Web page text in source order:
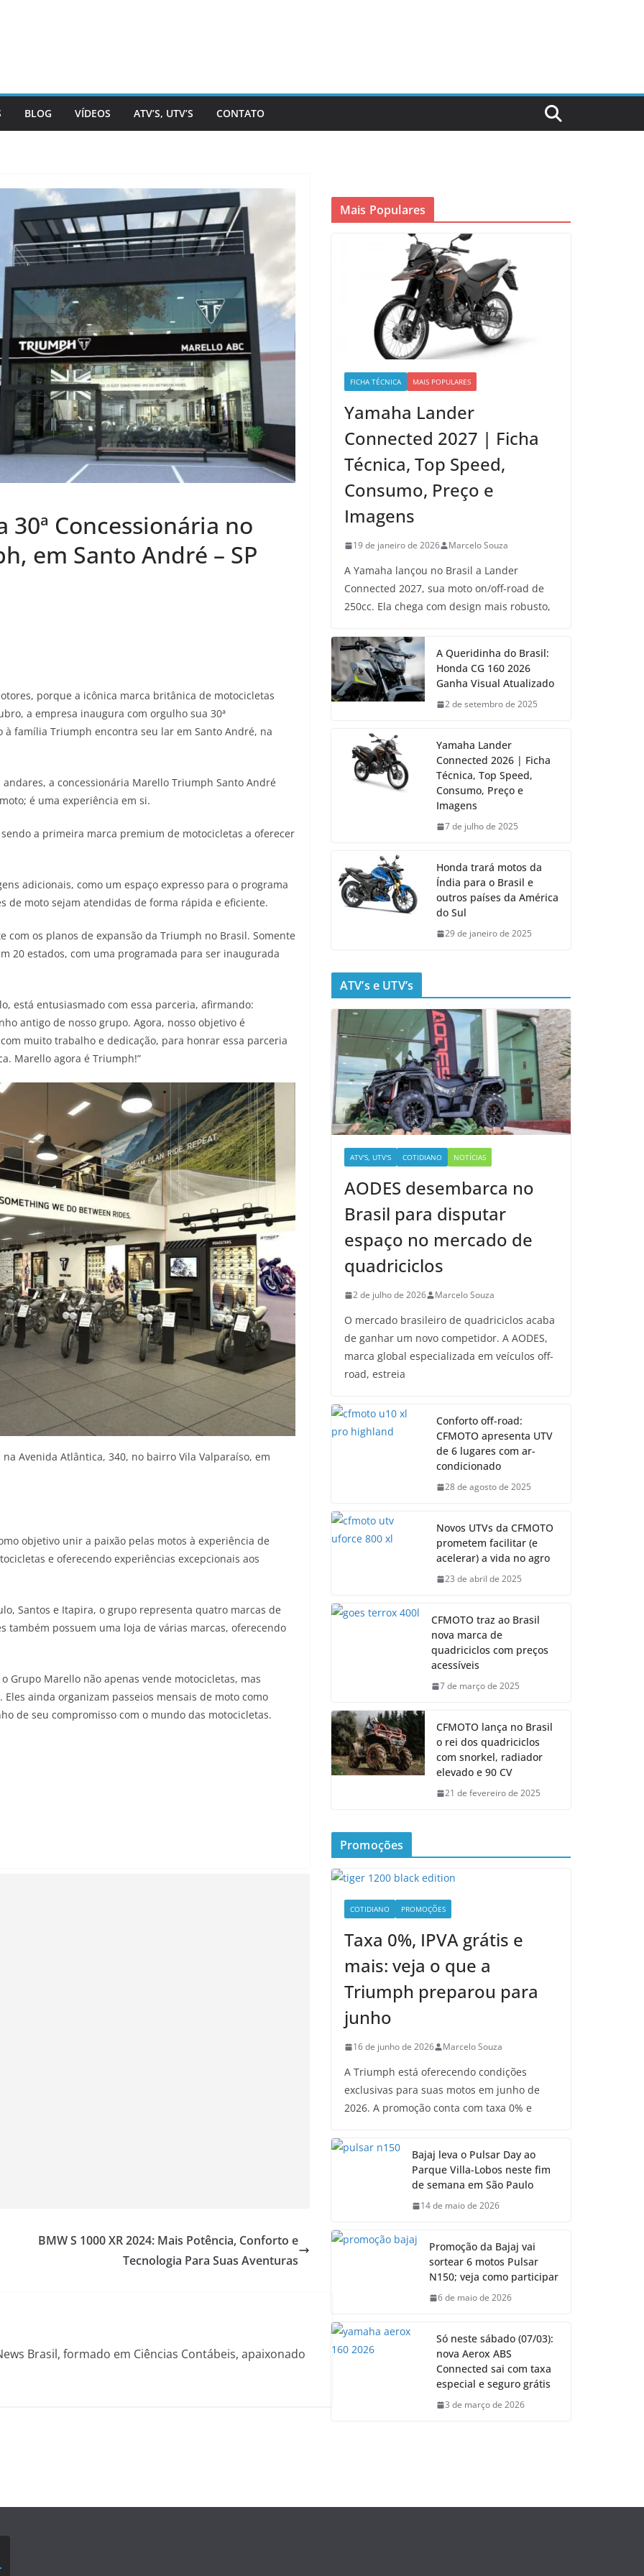
BLOG VÍDEOS ATV’S, UTV’S CONTATO
Concessionária no
em Santo André – SP
porque a icônica marca britânica de motocicletas
a empresa inaugura com orgulho sua 30ª
à família Triumph encontra seu lar em Santo André, na
a concessionária Marello Triumph Santo André
é uma experiência em si.
a primeira marca premium de motocicletas a oferecer
adicionais, como um espaço expresso para o programa
de moto sejam atendidas de forma rápida e eficiente.
com os planos de expansão da Triumph no Brasil. Somente
20 estados, com uma programada para ser inaugurada
está entusiasmado com essa parceria, afirmando:
antigo de nosso grupo. Agora, nosso objetivo é
muito trabalho e dedicação, para honrar essa parceria
Marello agora é Triumph!”
Avenida Atlântica, 340, no bairro Vila Valparaíso, em
objetivo unir a paixão pelas motos à experiência de
e oferecendo experiências excepcionais aos
Santos e Itapira, o grupo representa quatro marcas de
também possuem uma loja de várias marcas, oferecendo
Grupo Marello não apenas vende motocicletas, mas
ainda organizam passeios mensais de moto como
de seu compromisso com o mundo das motocicletas.
BMW S 1000 XR 2024: Mais Potência, Conforto e
Tecnologia Para Suas Aventuras
Brasil, formado em Ciências Contábeis, apaixonado
Mais Populares
FICHA TÉCNICA MAIS POPULARES
Yamaha Lander
Connected 2027 | Ficha
Técnica, Top Speed,
Consumo, Preço e
Imagens
19 de janeiro de 2026 Marcelo Souza
A Yamaha lançou no Brasil a Lander
Connected 2027, sua moto on/off-road de
250cc. Ela chega com design mais robusto,
A Queridinha do Brasil:
Honda CG 160 2026
Ganha Visual Atualizado
2 de setembro de 2025
Yamaha Lander
Connected 2026 | Ficha
Técnica, Top Speed,
Consumo, Preço e
Imagens
7 de julho de 2025
Honda trará motos da
Índia para o Brasil e
outros países da América
do Sul
29 de janeiro de 2025
ATV’s e UTV’s
ATV'S, UTV'S COTIDIANO NOTÍCIAS
AODES desembarca no
Brasil para disputar
espaço no mercado de
quadriciclos
2 de julho de 2026 Marcelo Souza
O mercado brasileiro de quadriciclos acaba
de ganhar um novo competidor. A AODES,
marca global especializada em veículos off-
road, estreia
Conforto off-road:
CFMOTO apresenta UTV
de 6 lugares com ar-
condicionado
28 de agosto de 2025
Novos UTVs da CFMOTO
prometem facilitar (e
acelerar) a vida no agro
23 de abril de 2025
CFMOTO traz ao Brasil
nova marca de
quadriciclos com preços
acessíveis
7 de março de 2025
CFMOTO lança no Brasil
o rei dos quadriciclos
com snorkel, radiador
elevado e 90 CV
21 de fevereiro de 2025
Promoções
COTIDIANO PROMOÇÕES
Taxa 0%, IPVA grátis e
mais: veja o que a
Triumph preparou para
junho
16 de junho de 2026 Marcelo Souza
A Triumph está oferecendo condições
exclusivas para suas motos em junho de
2026. A promoção conta com taxa 0% e
Bajaj leva o Pulsar Day ao
Parque Villa-Lobos neste fim
de semana em São Paulo
14 de maio de 2026
Promoção da Bajaj vai
sortear 6 motos Pulsar
N150; veja como participar
6 de maio de 2026
Só neste sábado (07/03):
nova Aerox ABS
Connected sai com taxa
especial e seguro grátis
3 de março de 2026